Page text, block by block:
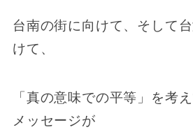
台南の街に向けて、そして
けて、
「真の意味での平等」を考
メッセージが